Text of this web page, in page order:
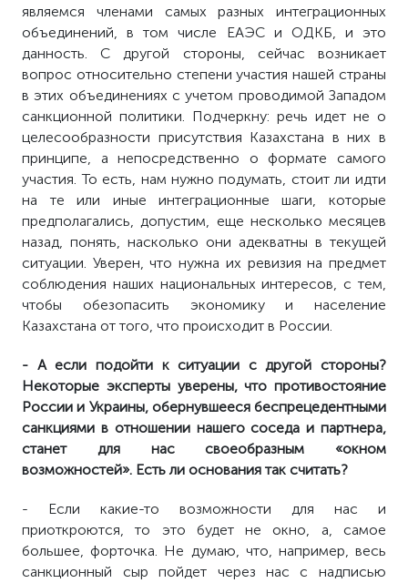
являемся членами самых разных интеграционных
объединений, в том числе ЕАЭС и ОДКБ, и это
данность. С другой стороны, сейчас возникает
вопрос относительно степени участия нашей страны
в этих объединениях с учетом проводимой Западом
санкционной политики. Подчеркну: речь идет не о
целесообразности присутствия Казахстана в них в
принципе, а непосредственно о формате самого
участия. То есть, нам нужно подумать, стоит ли идти
на те или иные интеграционные шаги, которые
предполагались, допустим, еще несколько месяцев
назад, понять, насколько они адекватны в текущей
ситуации. Уверен, что нужна их ревизия на предмет
соблюдения наших национальных интересов, с тем,
чтобы обезопасить экономику и население
Казахстана от того, что происходит в России.
- А если подойти к ситуации с другой стороны?
Некоторые эксперты уверены, что противостояние
России и Украины, обернувшееся беспрецедентными
санкциями в отношении нашего соседа и партнера,
станет для нас своеобразным «окном
возможностей». Есть ли основания так считать?
- Если какие-то возможности для нас и
приоткроются, то это будет не окно, а, самое
большее, форточка. Не думаю, что, например, весь
санкционный сыр пойдет через нас с надписью